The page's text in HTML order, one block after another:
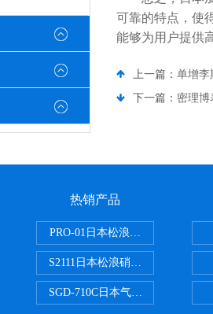
可靠的特点，使
能够为用户提供
上一篇： 单增李
下一篇： 密理博
热销产品
PRO-01日本松浪硝子玻璃制品载
S2111日本松浪硝子载玻片
SGD-710C日本气体分割器